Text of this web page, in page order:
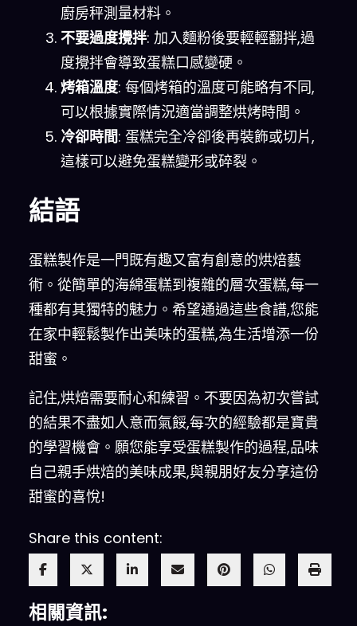
廚房秤測量材料。
不要過度攪拌: 加入麵粉後要輕輕翻拌,過
度攪拌會導致蛋糕口感變硬。
烤箱溫度: 每個烤箱的溫度可能略有不同,
可以根據實際情況適當調整烘烤時間。
冷卻時間: 蛋糕完全冷卻後再裝飾或切片,
這樣可以避免蛋糕變形或碎裂。
結語
蛋糕製作是一門既有趣又富有創意的烘焙藝
術。從簡單的海綿蛋糕到複雜的層次蛋糕,每一
種都有其獨特的魅力。希望通過這些食譜,您能
在家中輕鬆製作出美味的蛋糕,為生活增添一份
甜蜜。
記住,烘焙需要耐心和練習。不要因為初次嘗試
的結果不盡如人意而氣餒,每次的經驗都是寶貴
的學習機會。願您能享受蛋糕製作的過程,品味
自己親手烘焙的美味成果,與親朋好友分享這份
甜蜜的喜悅!
Share this content:
相關資訊: